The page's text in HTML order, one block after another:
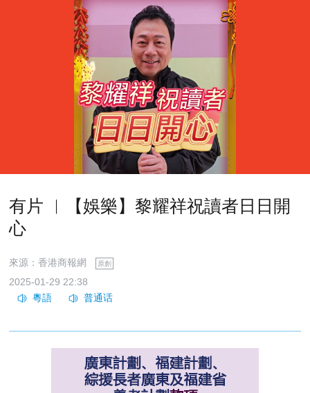
有片 ︳【娛樂】黎耀祥祝讀者日日開
心
來源：香港商報網 原創
2025-01-29 22:38